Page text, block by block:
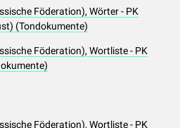
Föderation), Wörter - PK
(Tondokumente)
Föderation), Wortliste - PK
Föderation), Wortliste - PK